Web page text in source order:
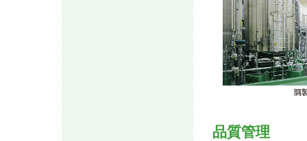
品質管理